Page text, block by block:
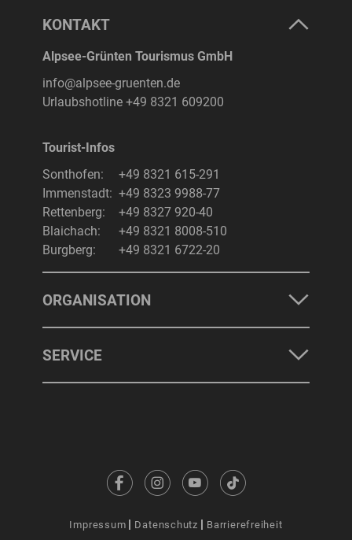
KONTAKT
Alpsee-Grünten Tourismus GmbH
info@alpsee-gruenten.de
Urlaubshotline +49 8321 609200
Tourist-Infos
Sonthofen:
+49 8321 615-291
Immenstadt: +49 8323 9988-77
Rettenberg:
+49 8327 920-40
Blaichach:
+49 8321 8008-510
Burgberg:
+49 8321 6722-20
ORGANISATION
SERVICE
Impressum Datenschutz Barrierefreiheit